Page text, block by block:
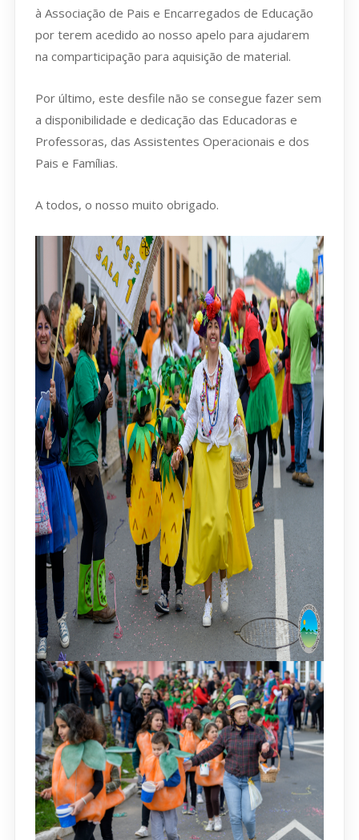
à Associação de Pais e Encarregados de Educação
por terem acedido ao nosso apelo para ajudarem
na comparticipação para aquisição de material.
Por último, este desfile não se consegue fazer sem
a disponibilidade e dedicação das Educadoras e
Professoras, das Assistentes Operacionais e dos
Pais e Famílias.
A todos, o nosso muito obrigado.